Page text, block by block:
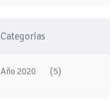
Categorías
Año 2020 (5)